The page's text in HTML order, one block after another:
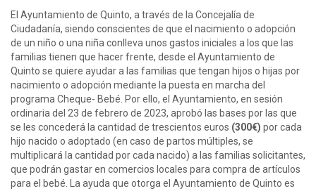
El Ayuntamiento de Quinto, a través de la Concejalía de
Ciudadanía, siendo conscientes de que el nacimiento o adopción
de un niño o una niña conlleva unos gastos iniciales a los que las
familias tienen que hacer frente, desde el Ayuntamiento de
Quinto se quiere ayudar a las familias que tengan hijos o hijas por
nacimiento o adopción mediante la puesta en marcha del
programa Cheque- Bebé. Por ello, el Ayuntamiento, en sesión
ordinaria del 23 de febrero de 2023, aprobó las bases por las que
se les concederá la cantidad de trescientos euros (300€) por cada
hijo nacido o adoptado (en caso de partos múltiples, se
multiplicará la cantidad por cada nacido) a las familias solicitantes,
que podrán gastar en comercios locales para compra de artículos
para el bebé. La ayuda que otorga el Ayuntamiento de Quinto es